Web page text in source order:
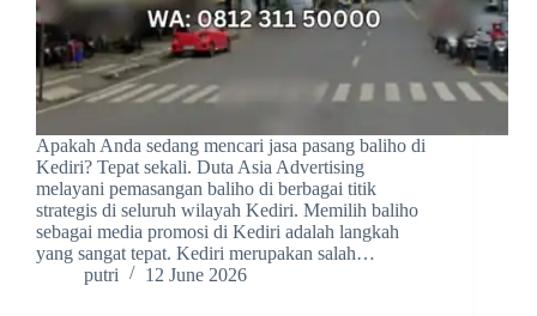
Apakah Anda sedang mencari jasa pasang baliho di
Kediri? Tepat sekali. Duta Asia Advertising
melayani pemasangan baliho di berbagai titik
strategis di seluruh wilayah Kediri. Memilih baliho
sebagai media promosi di Kediri adalah langkah
yang sangat tepat. Kediri merupakan salah…
putri
12 June 2026